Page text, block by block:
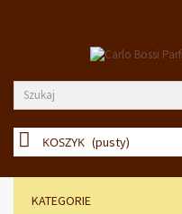
KOSZYK (pusty)
KATEGORIE